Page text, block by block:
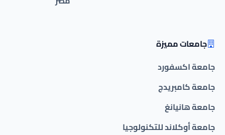
جامعات مميزة
جامعة اكسفورد
جامعة كامبريدج
جامعة هانيانغ
جامعة أوكلاند للتكنولوجيا